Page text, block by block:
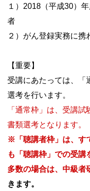
１）2018（平成30）
者
２）がん登録実務に携
【重要】
受講にあたっては、「
選考を行います。
「通常枠」は、受講
書類選考となります。
※「聴講者枠」は、す
も「聴講枠」での受講
多数の場合は、中級者
きます。